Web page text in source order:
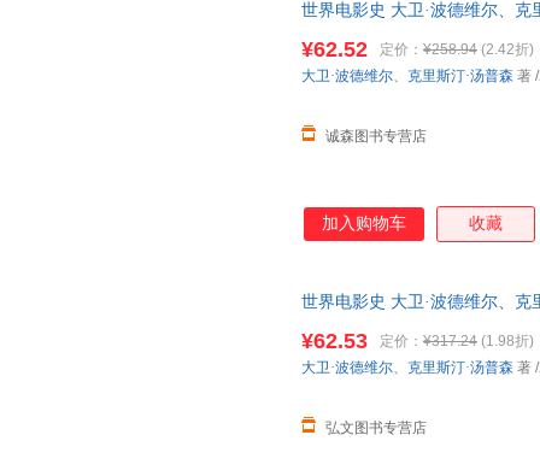
别是中国电影的研究篇幅，体
针对电影产业链条上的各个部
了原著的版式和索引部分，可
世界电影史 大卫·波德维尔、
¥62.52 定价： ¥258.94 (2.42折)
诚森图书专营店
大卫·波德维尔、 克里斯汀·汤普森 著
加入购物车 收藏
世界电影史 大卫·波德维尔、
¥62.53 定价： ¥317.24 (1.98折)
弘文图书专营店
大卫·波德维尔、 克里斯汀·汤普森 著